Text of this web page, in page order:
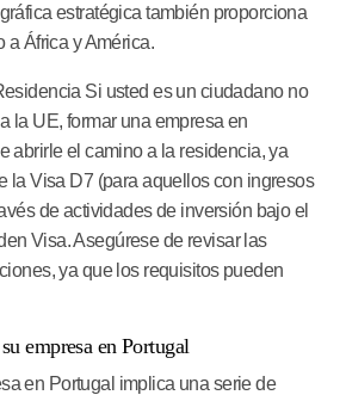
estratégica también proporciona
a África y América.
Si usted es un ciudadano no
la UE, formar una empresa en
abrirle el camino a la residencia, ya
la Visa D7 (para aquellos con ingresos
de actividades de inversión bajo el
Visa. Asegúrese de revisar las
ya que los requisitos pueden
empresa en Portugal
en Portugal implica una serie de